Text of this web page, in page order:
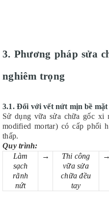
3. Phương pháp sửa
nghiêm trọng
3.1. Đối với vết nứt mịn bề mặt
Sử dụng vữa sửa chữa gốc xi
modified mortar) có cấp phối
thấp.
Quy trình:
Làm
sạch
rãnh
nứt
→
Thi công
vữa sửa
chữa đều
tay
→